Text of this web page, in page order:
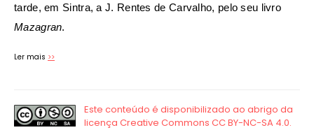
tarde, em Sintra, a J. Rentes de Carvalho, pelo seu livro
Mazagran.
Ler mais >>